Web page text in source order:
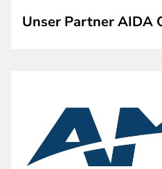
Unser Partner AIDA